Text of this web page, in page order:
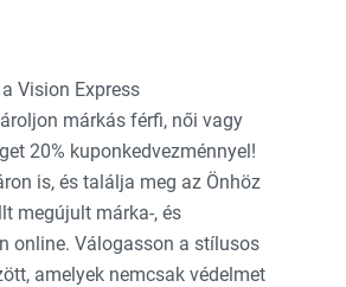
Vision Express
márkás férfi, női vagy
20% kuponkedvezménnyel!
is, és találja meg az Önhöz
megújult márka-, és
online. Válogasson a stílusos
amelyek nemcsak védelmet